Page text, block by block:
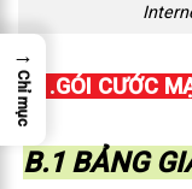
B .GÓI CƯỚC
B.1 BẢNG
→
Chỉ mục